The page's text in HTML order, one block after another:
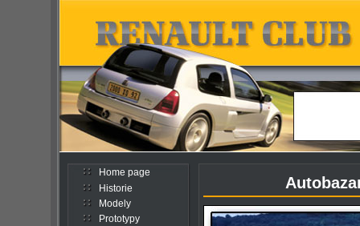
Home page
Historie
Modely
Prototypy